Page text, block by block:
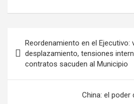
Reordenamiento en el Ejecutivo:
desplazamiento, tensiones
contratos sacuden al Municipio
China: el poder